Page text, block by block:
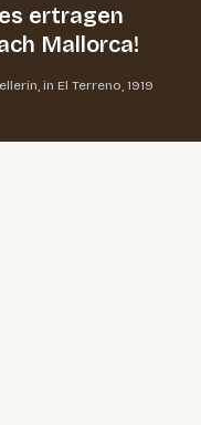
ertragen
Mallorca!
in El Terreno, 1919